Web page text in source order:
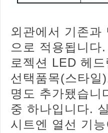
외관에서 기존과
으로 적용됩니다
로젝션 LED 헤
선택품목(스타
명도 추가됐습니
중 하나입니다.
시트엔 열선 기